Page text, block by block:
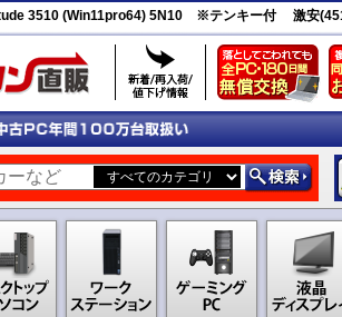
3510 (Win11pro64) 5N10 ※テンキー付 激安